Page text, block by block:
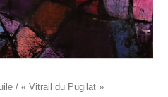
/ « Vitrail du Pugilat »